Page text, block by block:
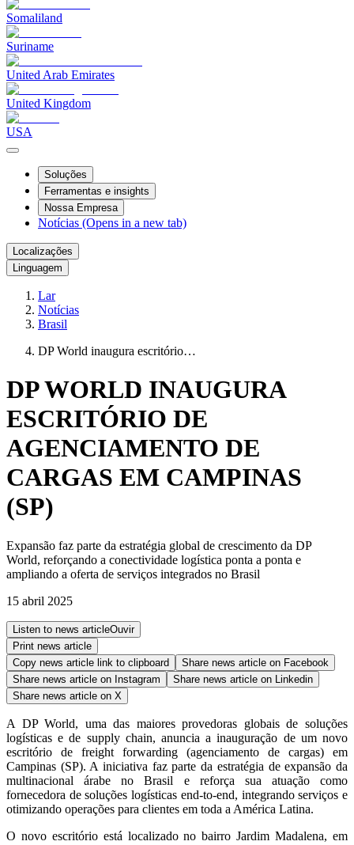
Somaliland
Suriname
United Arab Emirates
United Kingdom
USA
Soluções
Ferramentas e insights
Nossa Empresa
Notícias (Opens in a new tab)
Localizações
Linguagem
Lar
Notícias
Brasil
DP World inaugura escritório…
DP WORLD INAUGURA
ESCRITÓRIO DE
AGENCIAMENTO DE
CARGAS EM CAMPINAS
(SP)
Expansão faz parte da estratégia global de crescimento da DP
World, reforçando a conectividade logística ponta a ponta e
ampliando a oferta de serviços integrados no Brasil
15 abril 2025
Listen to news articleOuvir
Print news article
Copy news article link to clipboard
Share news article on Facebook
Share news article on Instagram Share news article on
Linkedin
Share news article on X
A DP World, uma das maiores provedoras globais de soluções
logísticas e de supply chain, anuncia a inauguração de um novo
escritório de freight forwarding (agenciamento de cargas) em
Campinas (SP). A iniciativa faz parte da estratégia de expansão da
multinacional árabe no Brasil e reforça sua atuação como
fornecedora de soluções logísticas end-to-end, integrando serviços e
otimizando operações para clientes em toda a América Latina.
O novo escritório está localizado no bairro Jardim Madalena, em